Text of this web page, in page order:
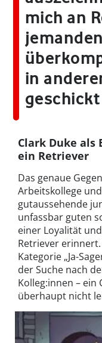
mich an
in
Clark Duke als
ein Retriever
Das genaue
Arbeitskollege
gutaussehende
unfassbar guten
einer Loyalität
Retriever
Kategorie „Ja-
der Suche nach
Kolleg:innen – ein
überhaupt nicht